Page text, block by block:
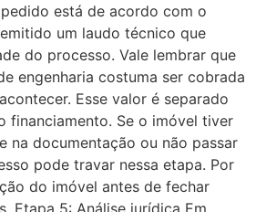
está de acordo com o
um laudo técnico que
do processo. Vale lembrar que
engenharia costuma ser cobrada
Esse valor é separado
financiamento. Se o imóvel tiver
na documentação ou não passar
pode travar nessa etapa. Por
do imóvel antes de fechar